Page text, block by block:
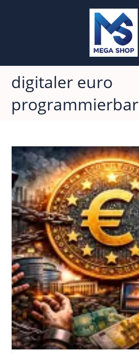
digitaler euro
programmierbar